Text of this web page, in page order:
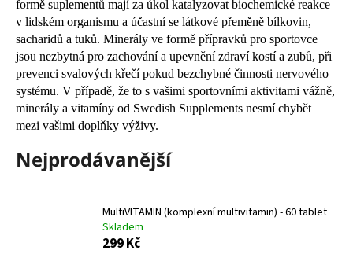
formě suplementů mají za úkol katalyzovat biochemické reakce
v lidském organismu a účastní se látkové přeměně bílkovin,
sacharidů a tuků. Minerály ve formě přípravků pro sportovce
jsou nezbytná pro zachování a upevnění zdraví kostí a zubů, při
prevenci svalových křečí pokud bezchybné činnosti nervového
systému. V případě, že to s vašimi sportovními aktivitami vážně,
minerály a vitamíny od Swedish Supplements nesmí chybět
mezi vašimi doplňky výživy.
Nejprodávanější
MultiVITAMIN (komplexní multivitamin) - 60 tablet
Skladem
299 Kč
o
t
ř
e
b
u
j
e
t